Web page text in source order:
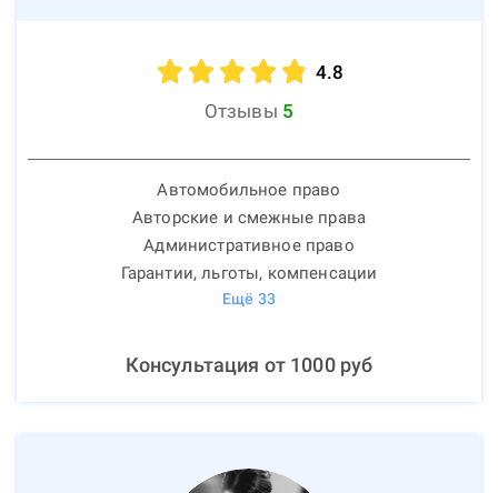
4.8
Отзывы 5
Автомобильное право
Авторские и смежные права
Административное право
Гарантии, льготы, компенсации
Ещё 33
Консультация от 1000руб